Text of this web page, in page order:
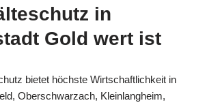
in
Gold wert ist
bietet höchste Wirtschaftlichkeit in
Oberschwarzach, Kleinlangheim,